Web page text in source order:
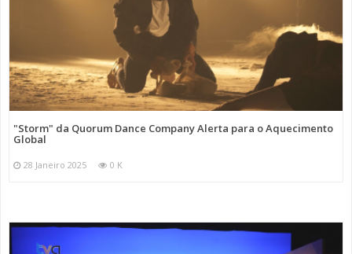
"Storm" da Quorum Dance Company Alerta para o Aquecimento
Global
28 Janeiro 2025 0 K